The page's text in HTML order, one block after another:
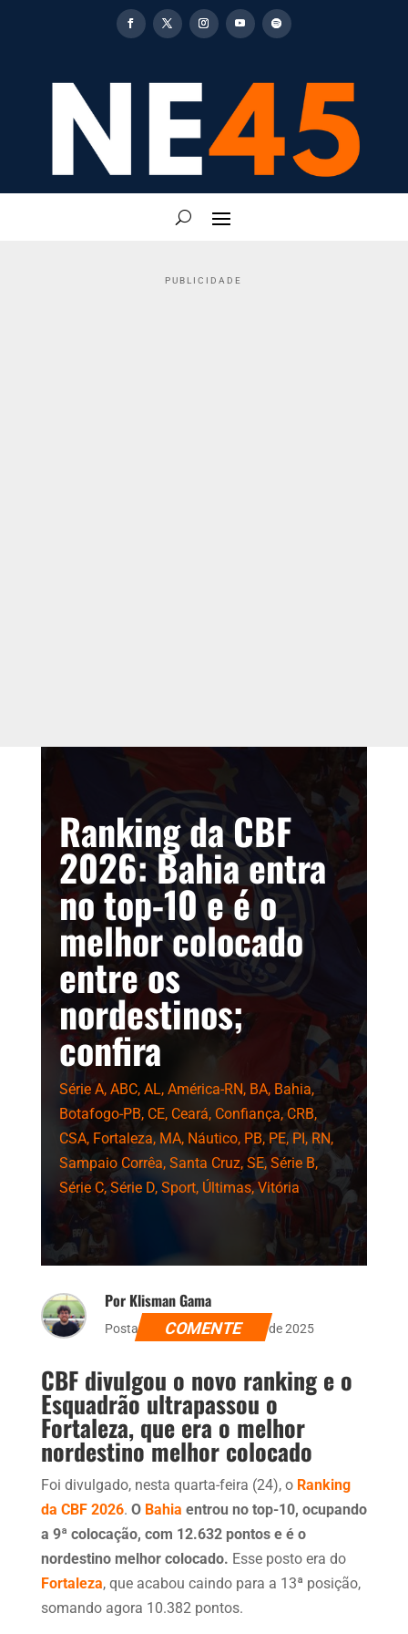
PUBLICIDADE
Ranking da CBF
2026: Bahia entra
no top-10 e é o
melhor colocado
entre os
nordestinos;
confira
Série A, ABC, AL, América-RN, BA, Bahia,
Botafogo-PB, CE, Ceará, Confiança, CRB,
CSA, Fortaleza, MA, Náutico, PB, PE, PI,RN,
Sampaio Corrêa, Santa Cruz,SE, Série B,
Série C,Série D, Sport, Últimas,Vitória
Por Klisman Gama
Postado dia 24 de dezembro de 2025
COMENTE
CBF divulgou o novo ranking e o
Esquadrão ultrapassou o
Fortaleza, que era o melhor
nordestino melhor colocado
Foi divulgado, nesta quarta-feira (24), o Ranking
da CBF 2026. O Bahia entrou no top-10, ocupando
a 9ª colocação, com 12.632 pontos e é o
nordestino melhor colocado. Esse posto era do
Fortaleza, que acabou caindo para a 13ª posição,
somando agora 10.382 pontos.